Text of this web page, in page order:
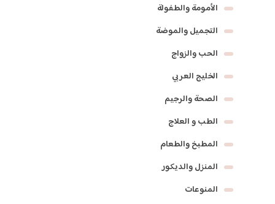
الأمومة والطفولة
التجميل والموضة
الحب والزواج
الخليج العربي
الصحة والرجيم
الطب و العلاج
المطبخ والطعام
المنزل والديكور
المنوعات